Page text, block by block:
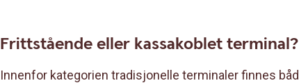
Frittstående eller kassakoblet terminal?
Innenfor kategorien tradisjonelle terminaler finnes